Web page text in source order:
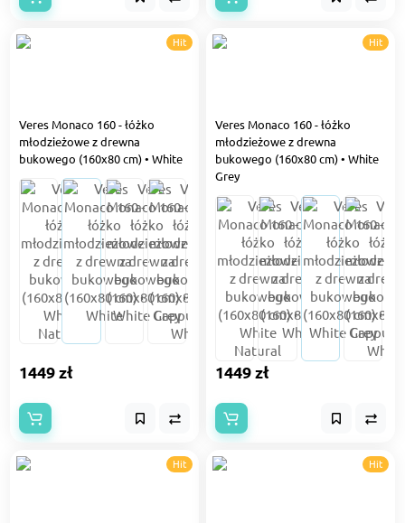
Hit
Veres Monaco 160 - łóżko
młodzieżowe z drewna
bukowego (160x80 cm) • White
1449 zł
Hit
Veres Monaco 160 - łóżko
młodzieżowe z drewna
bukowego (160x80 cm) • White
Grey
1449 zł
Hit Hit